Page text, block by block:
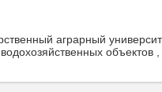
аграрный